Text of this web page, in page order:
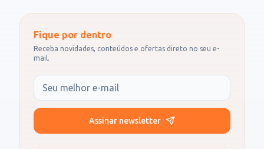
Fique por dentro
Receba novidades, conteúdos e ofertas direto no seu e-
mail.
Assinar newsletter